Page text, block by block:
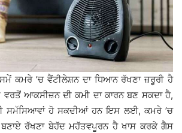
ਕਮਰੇ ’ਚ ਵੈਂਟੀਲੇਸ਼ਨ ਦਾ ਧਿਆਨ ਰੱਖਣਾ ਜ਼ਰੂਰੀ ਹੈ
ਵਰਤੋਂ ਆਕਸੀਜ਼ਨ ਦੀ ਕਮੀ ਦਾ ਕਾਰਨ ਬਣ ਸਕਦਾ ਹੈ,
ਸਮੱਸਿਆਵਾਂ ਹੋ ਸਕਦੀਆਂ ਹਨ ਇਸ ਲਈ, ਕਮਰੇ ’ਚ
ਬਣਾਏ ਰੱਖਣਾ ਬੇਹੱਦ ਮਹੱਤਵਪੂਰਨ ਹੈ ਖਾਸ ਕਰਕੇ ਗੈਸ